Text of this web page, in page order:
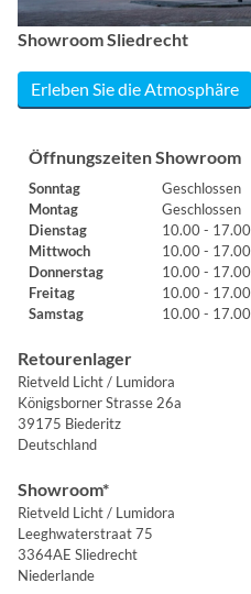
Showroom Sliedrecht
Erleben Sie die Atmosphäre
Öffnungszeiten Showroom
Sonntag
Geschlossen
Montag
Geschlossen
Dienstag
10.00 - 17.00
Mittwoch
10.00 - 17.00
Donnerstag
10.00 - 17.00
Freitag
10.00 - 17.00
Samstag
10.00 - 17.00
Retourenlager
Rietveld Licht / Lumidora
Königsborner Strasse 26a
39175 Biederitz
Deutschland
Showroom*
Rietveld Licht / Lumidora
Leeghwaterstraat 75
3364AE Sliedrecht
Niederlande